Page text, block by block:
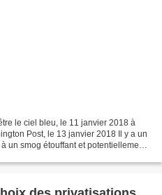
le ciel bleu, le 11 janvier 2018 à
Post, le 13 janvier 2018 Il y a un
un smog étouffant et potentiellement